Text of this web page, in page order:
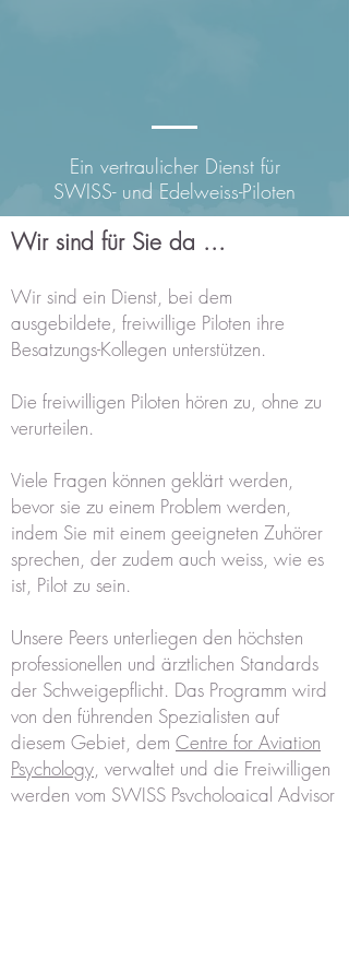
Ein vertraulicher Dienst für
SWISS- und Edelweiss-Piloten
Wir sind für Sie da ...
Wir sind ein Dienst, bei dem
ausgebildete, freiwillige Piloten ihre
Besatzungs-Kollegen unterstützen.
Die freiwilligen Piloten hören zu, ohne zu
verurteilen.
Viele Fragen können geklärt werden,
bevor sie zu einem Problem werden,
indem Sie mit einem geeigneten Zuhörer
sprechen, der zudem auch weiss, wie es
ist, Pilot zu sein.
Unsere Peers unterliegen den höchsten
professionellen und ärztlichen Standards
der Schweigepflicht. Das Programm wird
von den führenden Spezialisten auf
diesem Gebiet, dem Centre for Aviation
Psychology, verwaltet und die Freiwilligen
werden vom SWISS Psychological Advisor